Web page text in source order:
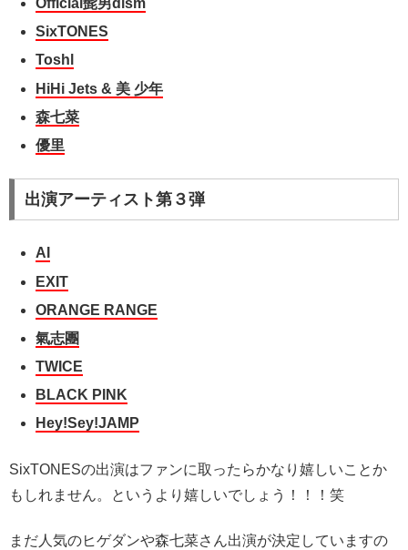
Official髭男dism
SixTONES
Toshl
HiHi Jets & 美 少年
森七菜
優里
出演アーティスト第３弾
AI
EXIT
ORANGE RANGE
氣志團
TWICE
BLACK PINK
Hey!Sey!JAMP
SixTONESの出演はファンに取ったらかなり嬉しいことか
もしれません。というより嬉しいでしょう！！！笑
まだ人気のヒゲダンや森七菜さん出演が決定していますの